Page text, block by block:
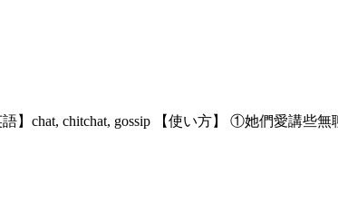
】chat, chitchat, gossip 【使い方】 ①她們愛講些